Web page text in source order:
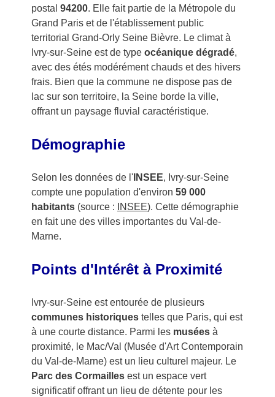
postal 94200. Elle fait partie de la Métropole du
Grand Paris et de l'établissement public
territorial Grand-Orly Seine Bièvre. Le climat à
Ivry-sur-Seine est de type océanique dégradé,
avec des étés modérément chauds et des hivers
frais. Bien que la commune ne dispose pas de
lac sur son territoire, la Seine borde la ville,
offrant un paysage fluvial caractéristique.
Démographie
Selon les données de l'INSEE, Ivry-sur-Seine
compte une population d'environ 59 000
habitants(source : INSEE). Cette démographie
en fait une des villes importantes du Val-de-
Marne.
Points d'Intérêt à Proximité
Ivry-sur-Seine est entourée de plusieurs
communes historiquestelles que Paris, qui est
à une courte distance. Parmi les muséesà
proximité, le Mac/Val (Musée d'Art Contemporain
du Val-de-Marne) est un lieu culturel majeur. Le
Parc des Cormaillesest un espace vert
significatif offrant un lieu de détente pour les